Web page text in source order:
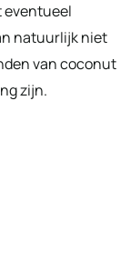
eventueel
natuurlijk niet
van coconut
zijn.